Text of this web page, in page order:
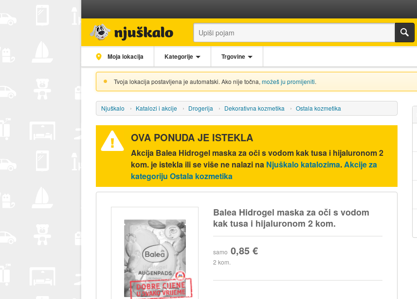
Moja lokacija Kategorije Trgovine
Tvoja lokacija postavljena je automatski. Ako nije točna, možeš ju promijeniti.
Njuškalo Katalozi i akcije Drogerija Dekorativna kozmetika Ostala kozmetika
OVA PONUDA JE ISTEKLA
Akcija Balea Hidrogel maska za oči s vodom kak tusa i hijaluronom 2
kom. je istekla ili se više ne nalazi na Njuškalo katalozima.Akcije za
kategoriju Ostala kozmetika
Balea Hidrogel maska za oči s vodom
kak tusa i hijaluronom 2 kom.
samo 0,85 €
2 kom.